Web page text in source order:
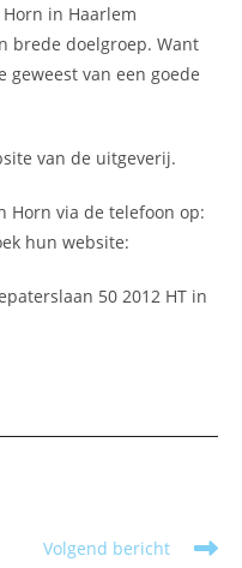
in Haarlem
brede doelgroep. Want
van een goede
van de uitgeverij.
Horn via de telefoon op:
hun website:
50 2012 HT in
Volgend bericht